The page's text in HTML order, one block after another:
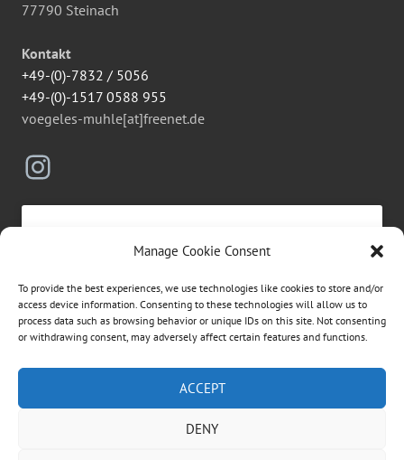
Manage Cookie Consent
To provide the best experiences, we use technologies like cookies to store and/or
access device information. Consenting to these technologies will allow us to
process data such as browsing behavior or unique IDs on this site. Not consenting
or withdrawing consent, may adversely affect certain features and functions.
ACCEPT
DENY
77790 Steinach
Kontakt
+49-(0)-7832 / 5056
+49-(0)-1517 0588 955
voegeles-muhle[at]freenet.de
Instagram
enable this content
Suchen